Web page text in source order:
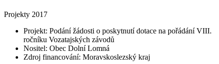
Projekty 2017
Projekt: Podání žádosti o poskytnutí dotace na pořádání VIII.
ročníku Vozatajských závodů
Nositel: Obec Dolní Lomná
Zdroj financování: Moravskoslezský kraj